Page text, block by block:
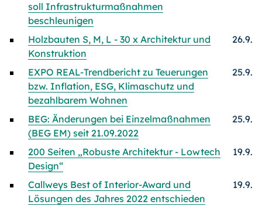
soll Infrastrukturmaßnahmen
beschleunigen
Holzbauten S, M, L - 30 x Architektur und
Konstruktion
26.9.
EXPO REAL-Trendbericht zu Teuerungen
bzw. Inflation, ESG, Klimaschutz und
bezahlbarem Wohnen
25.9.
BEG: Änderungen bei Einzelmaßnahmen
(BEG EM) seit 21.09.2022
25.9.
200 Seiten „Robuste Architektur - Lowtech
Design“
19.9.
Callweys Best of Interior-Award und
Lösungen des Jahres 2022 entschieden
19.9.